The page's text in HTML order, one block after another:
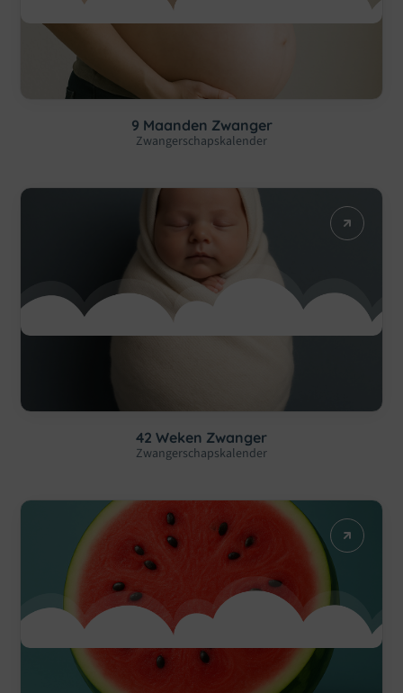
9 Maanden Zwanger
Zwangerschapskalender
42 Weken Zwanger
Zwangerschapskalender